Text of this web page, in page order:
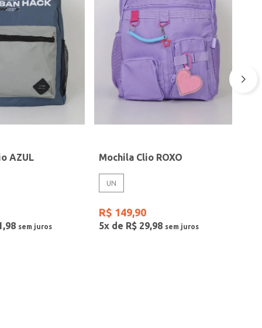
AZUL
,98
Mochila Clio ROXO
UN
R$ 149,90
5x de R$ 29,98